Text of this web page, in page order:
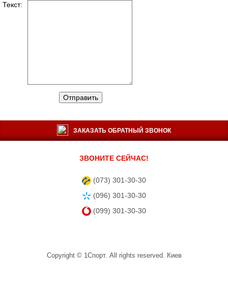
Текст:
Отправить
ЗАКАЗАТЬ ОБРАТНЫЙ ЗВОНОК
ЗВОНИТЕ СЕЙЧАС!
(073) 301-30-30
(096) 301-30-30
(099) 301-30-30
Copyright © 1Спорт. All rights reserved. Киев